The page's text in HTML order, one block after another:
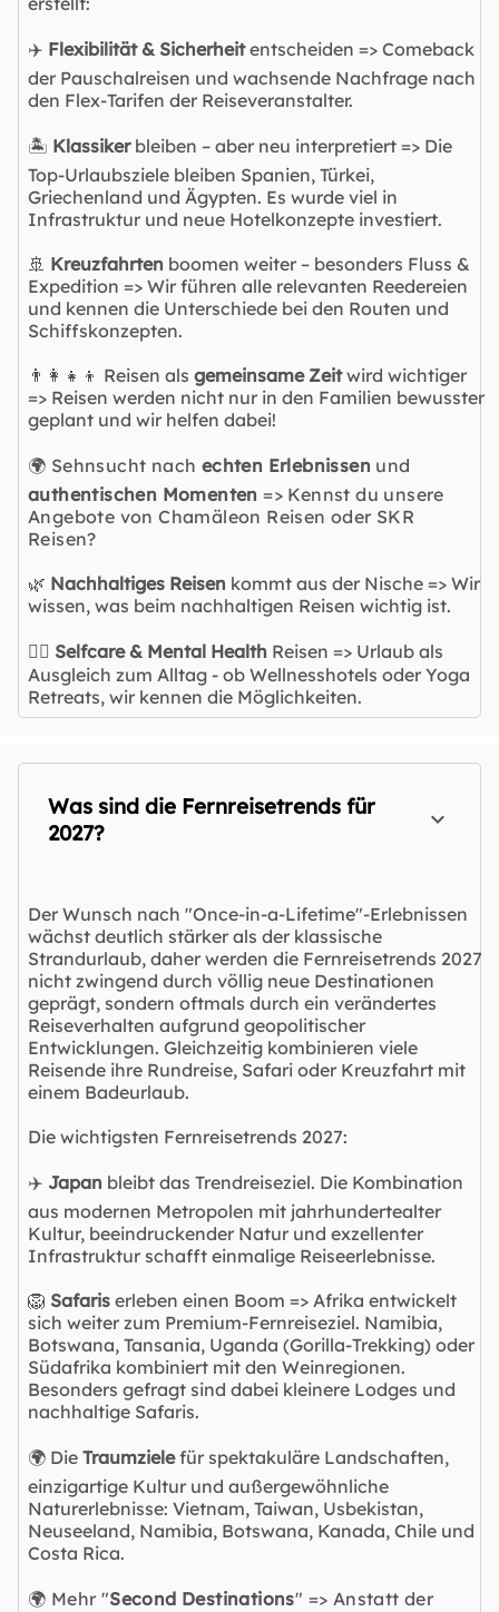
✈️ Flexibilität & Sicherheitentscheiden => Comeback
der Pauschalreisen und wachsende Nachfrage nach
den Flex-Tarifen der Reiseveranstalter.
🏝️ Klassiker bleiben – aber neu interpretiert => Die
Top-Urlaubsziele bleiben Spanien, Türkei,
Griechenland und Ägypten. Es wurde viel in
Infrastruktur und neue Hotelkonzepte investiert.
🚢 Kreuzfahrten boomen weiter – besonders Fluss &
Expedition => Wir führen alle relevanten Reedereien
und kennen die Unterschiede bei den Routen und
Schiffskonzepten.
👨‍👩‍👧‍👦 Reisen als gemeinsame Zeitwird wichtiger
=> Reisen werden nicht nur in den Familien bewusster
geplant und wir helfen dabei!
🌍 Sehnsucht nach echten Erlebnissen und
authentischen Momenten => Kennst du unsere
Angebote von Chamäleon Reisen oder SKR
Reisen?
🌿 Nachhaltiges Reisen kommt aus der Nische => Wir
wissen, was beim nachhaltigen Reisen wichtig ist.
🧘‍♀️ Selfcare & Mental Health Reisen => Urlaub als
Ausgleich zum Alltag - ob Wellnesshotels oder Yoga
Retreats, wir kennen die Möglichkeiten.
Was sind die Fernreisetrends für
2027?
Der Wunsch nach "Once-in-a-Lifetime"-Erlebnissen
wächst deutlich stärker als der klassische
Strandurlaub, daher werden die Fernreisetrends 2027
nicht zwingend durch völlig neue Destinationen
geprägt, sondern oftmals durch ein verändertes
Reiseverhalten aufgrund geopolitischer
Entwicklungen. Gleichzeitig kombinieren viele
Reisende ihre Rundreise, Safari oder Kreuzfahrt mit
einem Badeurlaub.
Die wichtigsten Fernreisetrends 2027:
✈️ Japan bleibt das Trendreiseziel. Die Kombination
aus modernen Metropolen mit jahrhundertealter
Kultur, beeindruckender Natur und exzellenter
Infrastruktur schafft einmalige Reiseerlebnisse.
🦁 Safaris erleben einen Boom => Afrika entwickelt
sich weiter zum Premium-Fernreiseziel. Namibia,
Botswana, Tansania, Uganda (Gorilla-Trekking) oder
Südafrika kombiniert mit den Weinregionen.
Besonders gefragt sind dabei kleinere Lodges und
nachhaltige Safaris.
🌍 Die Traumzielefür spektakuläre Landschaften,
einzigartige Kultur und außergewöhnliche
Naturerlebnisse: Vietnam, Taiwan, Usbekistan,
Neuseeland, Namibia, Botswana, Kanada, Chile und
Costa Rica.
🌍 Mehr "Second Destinations" => Anstatt der